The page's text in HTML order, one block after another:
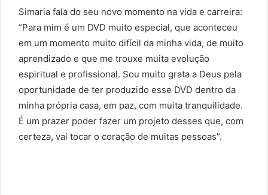
Simaria fala do seu novo momento na vida e carreira:
“Para mim é um DVD muito especial, que aconteceu
em um momento muito difícil da minha vida, de muito
aprendizado e que me trouxe muita evolução
espiritual e profissional. Sou muito grata a Deus pela
oportunidade de ter produzido esse DVD dentro da
minha própria casa, em paz, com muita tranquilidade.
É um prazer poder fazer um projeto desses que, com
certeza, vai tocar o coração de muitas pessoas”.